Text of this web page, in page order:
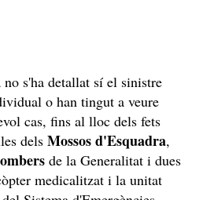
s'ha detallat sí el sinistre
o han tingut a veure
cas, fins al lloc dels fets
dels Mossos d'Esquadra,
de la Generalitat i dues
medicalitzat i la unitat